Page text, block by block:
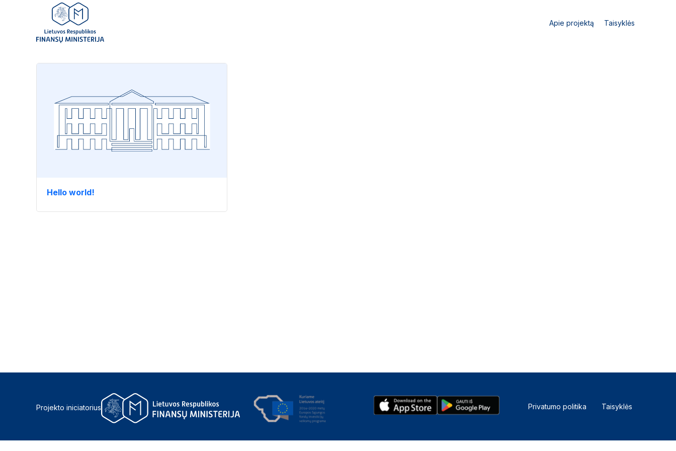
Apie projektą Taisyklės
Hello world!
Projekto iniciatorius Privatumo politika Taisyklės